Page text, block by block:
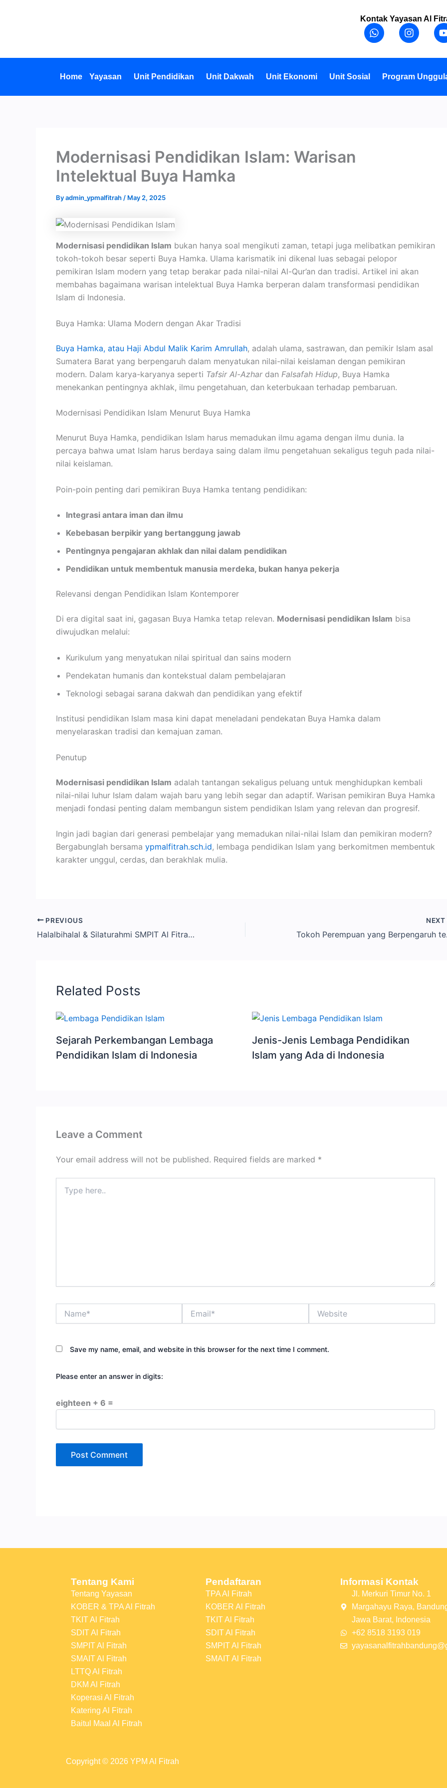
Kontak Yayasan Al
W
h
t
p
I
n
t
g
a
t
Home Yayasan Unit Pendidikan Unit Dakwah Unit Ekonomi Unit Sosial Program
Modernisasi Pendidikan Islam: Warisan
Intelektual Buya Hamka
Byadmin_ypmalfitrah / May 2, 2025
Modernisasi pendidikan Islam bukan hanya soal mengikuti zaman, tetapi juga melibatkan pemikiran
tokoh-tokoh besar seperti Buya Hamka. Ulama karismatik ini dikenal luas sebagai pelopor
pemikiran Islam modern yang tetap berakar pada nilai-nilai Al-Qur’an dan tradisi. Artikel ini akan
membahas bagaimana warisan intelektual Buya Hamka berperan dalam transformasi pendidikan
Islam di Indonesia.
Buya Hamka: Ulama Modern dengan Akar Tradisi
Buya Hamka, atau Haji Abdul Malik Karim Amrullah, adalah ulama, sastrawan, dan pemikir Islam asal
Sumatera Barat yang berpengaruh dalam menyatukan nilai-nilai keislaman dengan pemikiran
modern. Dalam karya-karyanya seperti Tafsir Al-Azhardan Falsafah Hidup, Buya Hamka
menekankan pentingnya akhlak, ilmu pengetahuan, dan keterbukaan terhadap pembaruan.
Modernisasi Pendidikan Islam Menurut Buya Hamka
Menurut Buya Hamka, pendidikan Islam harus memadukan ilmu agama dengan ilmu dunia. Ia
percaya bahwa umat Islam harus berdaya saing dalam ilmu pengetahuan sekaligus teguh pada nilai-
nilai keislaman.
Poin-poin penting dari pemikiran Buya Hamka tentang pendidikan:
Integrasi antara iman dan ilmu
Kebebasan berpikir yang bertanggung jawab
Pentingnya pengajaran akhlak dan nilai dalam pendidikan
Pendidikan untuk membentuk manusia merdeka, bukan hanya pekerja
Relevansi dengan Pendidikan Islam Kontemporer
Di era digital saat ini, gagasan Buya Hamka tetap relevan. Modernisasi pendidikan Islam bisa
diwujudkan melalui:
Kurikulum yang menyatukan nilai spiritual dan sains modern
Pendekatan humanis dan kontekstual dalam pembelajaran
Teknologi sebagai sarana dakwah dan pendidikan yang efektif
Institusi pendidikan Islam masa kini dapat meneladani pendekatan Buya Hamka dalam
menyelaraskan tradisi dan kemajuan zaman.
Penutup
Modernisasi pendidikan Islam adalah tantangan sekaligus peluang untuk menghidupkan kembali
nilai-nilai luhur Islam dalam wajah baru yang lebih segar dan adaptif. Warisan pemikiran Buya Hamka
menjadi fondasi penting dalam membangun sistem pendidikan Islam yang relevan dan progresif.
Ingin jadi bagian dari generasi pembelajar yang memadukan nilai-nilai Islam dan pemikiran modern?
Bergabunglah bersama ypmalfitrah.sch.id, lembaga pendidikan Islam yang berkomitmen membentuk
karakter unggul, cerdas, dan berakhlak mulia.
PREVIOUS
Halalbihalal & Silaturahmi SMPIT Al Fitrah: Wujudkan Generasi Berbudi
NEXT
Related Posts
Sejarah Perkembangan Lembaga
Pendidikan Islam di Indonesia
Jenis-Jenis Lembaga Pendidikan
Islam yang Ada di Indonesia
Leave a Comment
Your email address will not be published. Required fields are marked *
here..
Save my name, email, and website in this browser for the next time I comment.
Please enter an answer in digits:
eighteen + 6 =
Tentang Kami
Tentang Yayasan
KOBER & TPA Al Fitrah
TKIT Al Fitrah
SDIT Al Fitrah
SMPIT Al Fitrah
SMAIT Al Fitrah
LTTQ Al Fitrah
DKM Al Fitrah
Koperasi Al Fitrah
Katering Al Fitrah
Baitul Maal Al Fitrah
Pendaftaran
TPA Al Fitrah
KOBER Al Fitrah
TKIT Al Fitrah
SDIT Al Fitrah
SMPIT Al Fitrah
SMAIT Al Fitrah
Informasi Kontak
Jl. Merkuri Timur No. 1
Margahayu Raya,
Jawa Barat, Indonesia
+62 8518 3193 019
Copyright © 2026 YPM Al Fitrah